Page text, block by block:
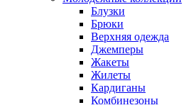
Блузки
Брюки
Верхняя одежда
Джемперы
Жакеты
Жилеты
Кардиганы
Комбинезоны